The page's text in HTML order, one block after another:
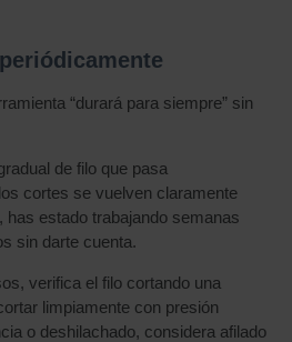
“durará para siempre” sin
de filo que pasa
cortes se vuelven claramente
has estado trabajando semanas
sin darte cuenta.
verifica el filo cortando una
limpiamente con presión
o deshilachado, considera afilado